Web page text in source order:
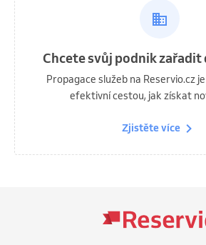
Chcete svůj podnik zařadit
Propagace služeb na Reservio.cz
efektivní cestou, jak získat
Zjistěte více